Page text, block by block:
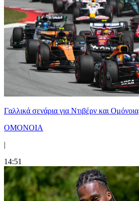
Γαλλικά σενάρια για Ντιβέρν και Ομόνοια
ΟΜΟΝΟΙΑ
|
14:51